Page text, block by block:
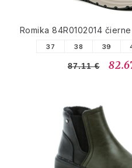
Romika 84R0102014
37 38 39
87.11 €